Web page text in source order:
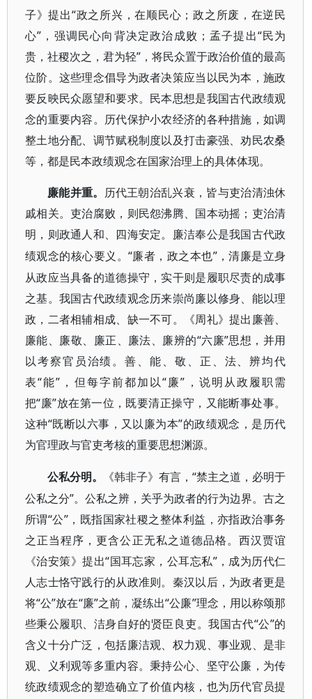
子》提出“政之所兴，在顺民心；政之所废，在逆民
心”，强调民心向背决定政治成败；孟子提出“民为
贵，社稷次之，君为轻”，将民众置于政治价值的最高
位阶。这些理念倡导为政者决策应当以民为本，施政
要反映民众愿望和要求。民本思想是我国古代政绩观
念的重要内容。历代保护小农经济的各种措施，如调
整土地分配、调节赋税制度以及打击豪强、劝民农桑
等，都是民本政绩观念在国家治理上的具体体现。
廉能并重。
历代王朝治乱兴衰，皆与吏治清浊休
戚相关。吏治腐败，则民怨沸腾、国本动摇；吏治清
明，则政通人和、四海安定。廉洁奉公是我国古代政
绩观念的核心要义。“廉者，政之本也”，清廉是立身
从政应当具备的道德操守，实干则是履职尽责的成事
之基。我国古代政绩观念历来崇尚廉以修身、能以理
政，二者相辅相成、缺一不可。《周礼》提出廉善、
廉能、廉敬、廉正、廉法、廉辨的“六廉”思想，并用
以考察官员治绩。善、能、敬、正、法、辨均代
表“能”，但每字前都加以“廉”，说明从政履职需
把“廉”放在第一位，既要清正操守，又能断事处事。
这种“既断以六事，又以廉为本”的政绩观念，是历代
为官理政与官吏考核的重要思想渊源。
公私分明。 《韩非子》有言，“禁主之道，必明于
公私之分”。公私之辨，关乎为政者的行为边界。古之
所谓“公”，既指国家社稷之整体利益，亦指政治事务
之正当程序，更含公正无私之道德品格。西汉贾谊
《治安策》提出“国耳忘家，公耳忘私”，成为历代仁
人志士恪守践行的从政准则。秦汉以后，为政者更是
将“公”放在“廉”之前，凝练出“公廉”理念，用以称颂那
些秉公履职、洁身自好的贤臣良吏。我国古代“公”的
含义十分广泛，包括廉洁观、权力观、事业观、是非
观、义利观等多重内容。秉持公心、坚守公廉，为传
统政绩观念的塑造确立了价值内核，也为历代官员提